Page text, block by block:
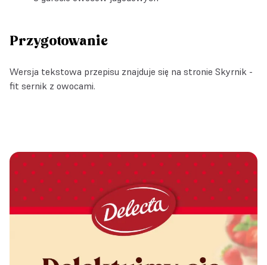
Przygotowanie
Wersja tekstowa przepisu znajduje się na stronie Skyrnik -
fit sernik z owocami.